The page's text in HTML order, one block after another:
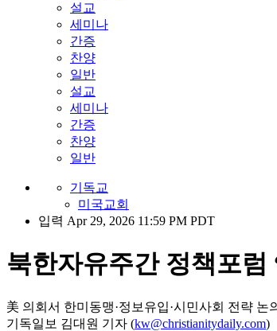
설교
세미나
간증
찬양
일반
설교
세미나
간증
찬양
일반
기독교
미국교회
입력 Apr 29, 2026 11:59 PM PDT
북한자유주간 정책포럼
美 의회서 한미동맹·정보유입·시민사회 전략
기독일보 김대원 기자 (kw@christianitydaily.com)